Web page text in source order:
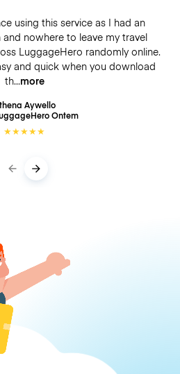
using this service as I had an
nowhere to leave my travel
LuggageHero randomly online.
and quick when you download
th more
Aywello
Ontem
★★★★★